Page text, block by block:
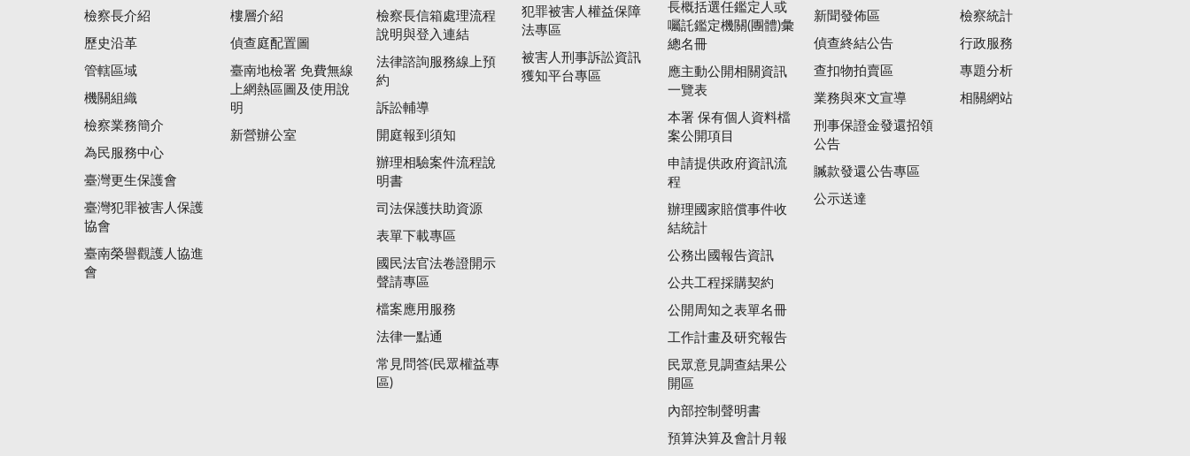
檢察長介紹
歷史沿革
管轄區域
機關組織
檢察業務簡介
為民服務中心
臺灣更生保護會
臺灣犯罪被害人保護
協會
臺南榮譽觀護人協進
會
樓層介紹
偵查庭配置圖
臺南地檢署 免費無線
上網熱區圖及使用說
明
新營辦公室
檢察長信箱處理流程
說明與登入連結
法律諮詢服務線上預
約
訴訟輔導
開庭報到須知
辦理相驗案件流程說
明書
司法保護扶助資源
表單下載專區
國民法官法卷證開示
聲請專區
檔案應用服務
法律一點通
常見問答(民眾權益專
區)
犯罪被害人權益保障
法專區
被害人刑事訴訟資訊
獲知平台專區
長概括選任鑑定人或
囑託鑑定機關(團體)彙
總名冊
應主動公開相關資訊
一覽表
本署 保有個人資料檔
案公開項目
申請提供政府資訊流
程
辦理國家賠償事件收
結統計
公務出國報告資訊
公共工程採購契約
公開周知之表單名冊
工作計畫及研究報告
民眾意見調查結果公
開區
內部控制聲明書
預算決算及會計月報
新聞發佈區
偵查終結公告
查扣物拍賣區
業務與來文宣導
刑事保證金發還招領
公告
贓款發還公告專區
公示送達
檢察統計
行政服務
專題分析
相關網站